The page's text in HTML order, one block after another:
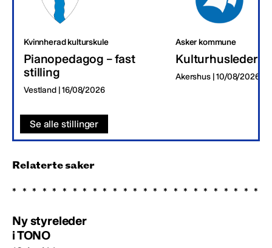
Kvinnherad kulturskule
Pianopedagog – fast
stilling
Vestland | 16/08/2026
Asker kommune
Kulturhusleder
Akershus | 10/08/2026
Se alle stillinger
Relaterte saker
Ny styreleder
i TONO